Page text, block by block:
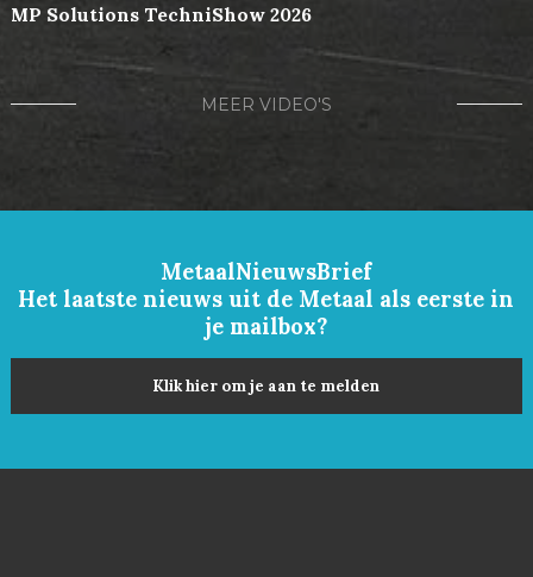
MP Solutions TechniShow 2026
MEER VIDEO'S
MetaalNieuwsBrief
Het laatste nieuws uit de Metaal als eerste in
je mailbox?
Klik hier om je aan te melden